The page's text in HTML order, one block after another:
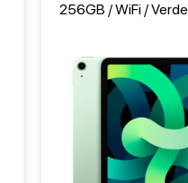
256GB / WiFi / Verde